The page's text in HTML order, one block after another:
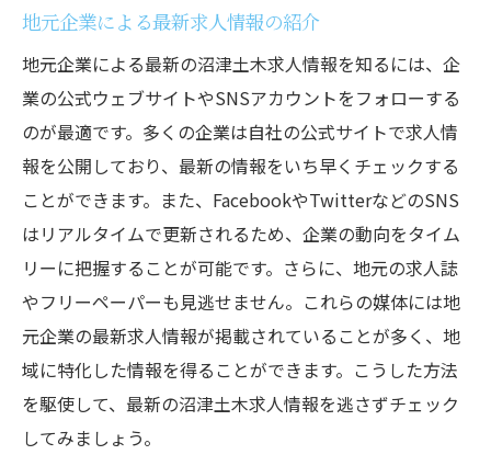
即時応募のための準備
人気求人をすぐに押さえる方法
地元の求人サイトを活用して沼津土木求人を見
つける
地域密着型求人サイトの特徴
地元求人サイトのおすすめリスト
求職者に人気のサイトの使い方
求人情報の細かな検索フィルター設定
サイトごとの求人情報の特色
地元企業の求人掲載情報を探すコツ
ハローワークの活用法沼津市での土木求人情報
を見逃さない
地元企業による最新求人情報の紹介
地元企業による最新の沼津土木求人情報を知るには、企
業の公式ウェブサイトやSNSアカウントをフォローする
のが最適です。多くの企業は自社の公式サイトで求人情
報を公開しており、最新の情報をいち早くチェックする
ことができます。また、FacebookやTwitterなどのSNS
はリアルタイムで更新されるため、企業の動向をタイム
リーに把握することが可能です。さらに、地元の求人誌
やフリーペーパーも見逃せません。これらの媒体には地
元企業の最新求人情報が掲載されていることが多く、地
域に特化した情報を得ることができます。こうした方法
を駆使して、最新の沼津土木求人情報を逃さずチェック
してみましょう。